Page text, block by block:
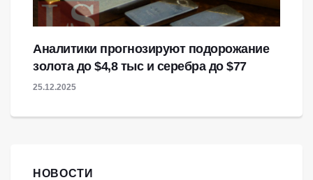
Аналитики прогнозируют подорожание
золота до $4,8 тыс и серебра до $77
25.12.2025
НОВОСТИ